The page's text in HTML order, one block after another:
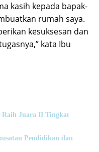
kasih kepada bapak-
rumah saya.
kesuksesan dan
kata Ibu
Raih Juara II Tingkat
Pendidikan dan